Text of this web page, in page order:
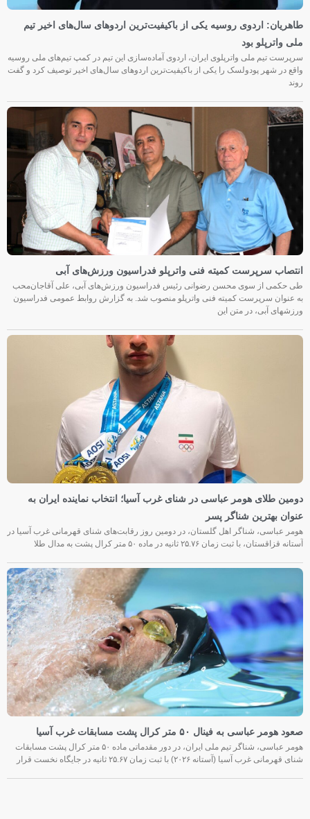
طاهریان: اردوی روسیه یکی از باکیفیت‌ترین اردوهای سال‌های اخیر تیم
ملی واترپلو بود
سرپرست تیم ملی واترپلوی ایران، اردوی آماده‌سازی این تیم در کمپ تیم‌های ملی روسیه
واقع در شهر پودولسک را یکی از باکیفیت‌ترین اردوهای سال‌های اخیر توصیف کرد و گفت
روند
انتصاب سرپرست کمیته فنی واترپلو فدراسیون ورزش‌های آبی
طی حکمی از سوی محسن رضوانی رئیس فدراسیون ورزش‌های آبی، علی آقاجان‌محب
به عنوان سرپرست کمیته فنی واترپلو منصوب شد. به گزارش روابط عمومی فدراسیون
ورزشهای آبی، در متن این
دومین طلای هومر عباسی در شنای غرب آسیا؛ انتخاب نماینده ایران به
عنوان بهترین شناگر پسر
هومر عباسی، شناگر اهل گلستان، در دومین روز رقابت‌های شنای قهرمانی غرب آسیا در
آستانه قزاقستان، با ثبت زمان ۲۵.۷۶ ثانیه در ماده ۵۰ متر کرال پشت به مدال طلا
صعود هومر عباسی به فینال ۵۰ متر کرال پشت مسابقات غرب آسیا
هومر عباسی، شناگر تیم ملی ایران، در دور مقدماتی ماده ۵۰ متر کرال پشت مسابقات
شنای قهرمانی غرب آسیا (آستانه ۲۰۲۶) با ثبت زمان ۲۵.۶۷ ثانیه در جایگاه نخست قرار